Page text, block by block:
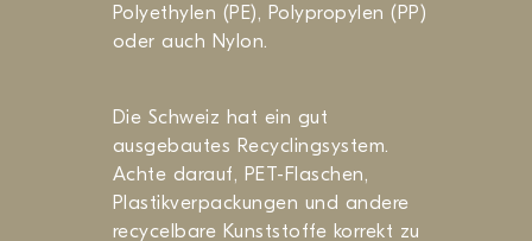
Polyethylen (PE), Polypropylen (PP)
oder auch Nylon.
Die Schweiz hat ein gut
ausgebautes Recyclingsystem.
Achte darauf, PET-Flaschen,
Plastikverpackungen und andere
recycelbare Kunststoffe korrekt zu